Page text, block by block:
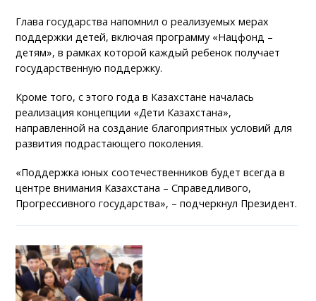
Глава государства напомнил о реализуемых мерах
поддержки детей, включая программу «Нацфонд –
детям», в рамках которой каждый ребенок получает
государственную поддержку.
Кроме того, с этого года в Казахстане началась
реализация концепции «Дети Казахстана»,
направленной на создание благоприятных условий для
развития подрастающего поколения.
«Поддержка юных соотечественников будет всегда в
центре внимания Казахстана – Справедливого,
Прогрессивного государства», – подчеркнул Президент.